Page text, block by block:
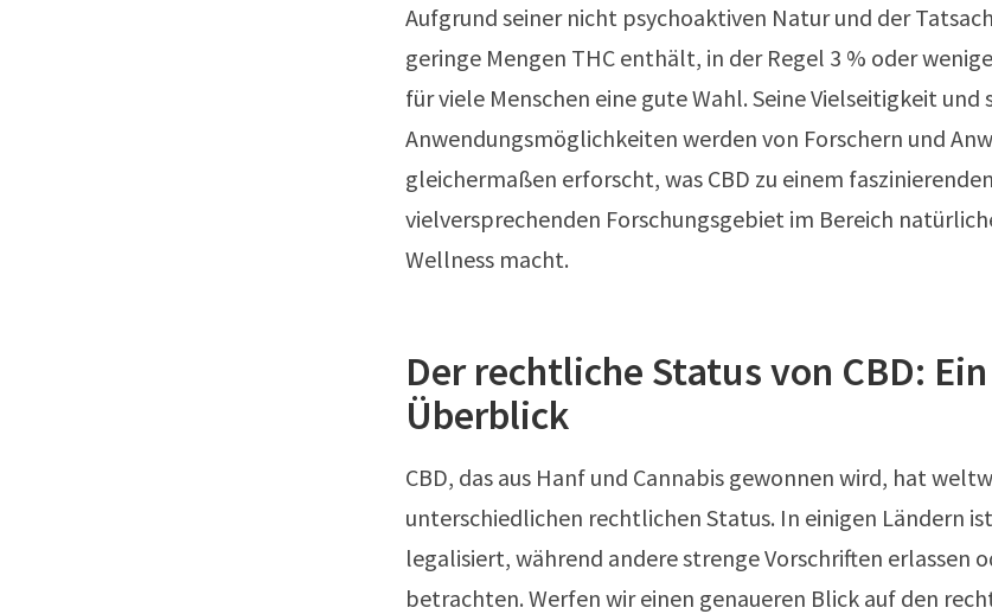
Aufgrund seiner nicht psychoaktiven Natur und der
geringe Mengen THC enthält, in der Regel 3 % oder
für viele Menschen eine gute Wahl. Seine Vielseitigkeit
Anwendungsmöglichkeiten werden von Forschern und
gleichermaßen erforscht, was CBD zu einem
vielversprechenden Forschungsgebiet im Bereich
Wellness macht.
Der rechtliche Status von CBD:
Überblick
CBD, das aus Hanf und Cannabis gewonnen wird, hat
unterschiedlichen rechtlichen Status. In einigen Ländern
legalisiert, während andere strenge Vorschriften erlassen
betrachten. Werfen wir einen genaueren Blick auf den